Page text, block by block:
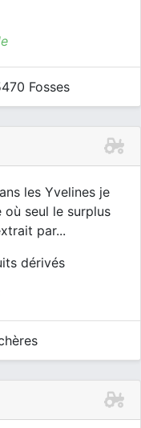
Fosses
les Yvelines je
où seul le surplus
par...
dérivés